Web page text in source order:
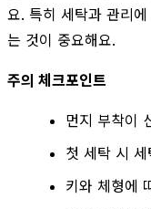
요. 특히 세탁과 관리
는 것이 중요해요.
주의 체크포인트
먼지 부착이
첫 세탁 시
키와 체형에